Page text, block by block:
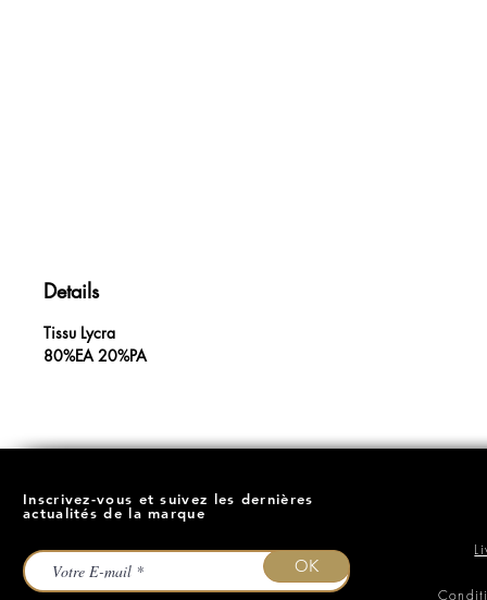
Details
Tissu Lycra
80%EA 20%PA
Inscrivez-vous et suivez les dernières
actualités de la marque
OK